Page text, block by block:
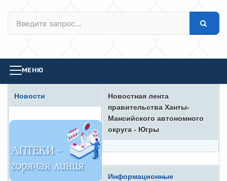
МЕНЮ
Новости
Новостная лента
правительства Ханты-
Мансийского автономного
округа - Югры
Информационные